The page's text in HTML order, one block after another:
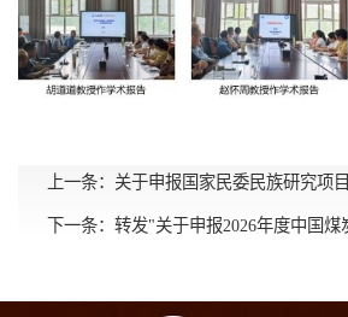
上一条：
下一条：